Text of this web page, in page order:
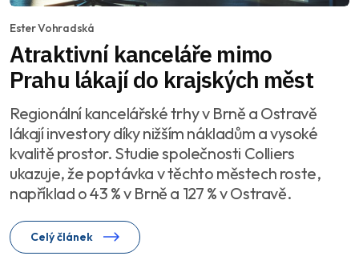
Ester Vohradská
Atraktivní kanceláře mimo
Prahu lákají do krajských měst
Regionální kancelářské trhy v Brně a Ostravě
lákají investory díky nižším nákladům a vysoké
kvalitě prostor. Studie společnosti Colliers
ukazuje, že poptávka v těchto městech roste,
například o 43 % v Brně a 127 % v Ostravě.
Celý článek